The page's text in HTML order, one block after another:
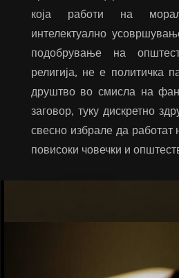
која работи на
интелектуално
подобрување на
религија, не е политичка
друштво во смисла на
заговор, туку дискретно
свесно избрале да работат
повисоки човечки и